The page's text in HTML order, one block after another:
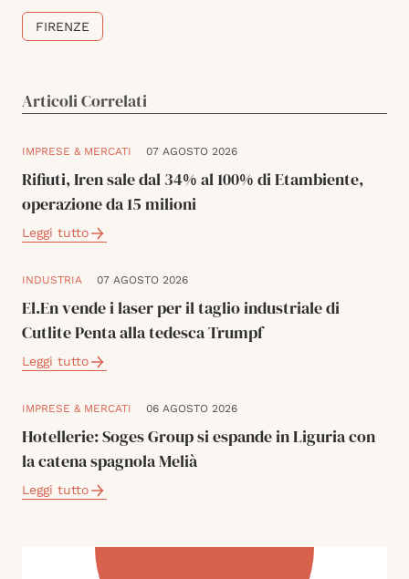
FIRENZE
Articoli Correlati
IMPRESE & MERCATI 07 AGOSTO 2026
Rifiuti, Iren sale dal 34% al 100% di Etambiente,
operazione da 15 milioni
Leggi tutto
INDUSTRIA 07 AGOSTO 2026
El.En vende i laser per il taglio industriale di
Cutlite Penta alla tedesca Trumpf
Leggi tutto
IMPRESE & MERCATI 06 AGOSTO 2026
Hotellerie: Soges Group si espande in Liguria con
la catena spagnola Melià
Leggi tutto